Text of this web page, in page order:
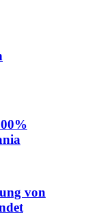
von